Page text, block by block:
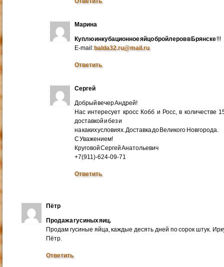
Марина
Куплю инкубационное яйцо бройлеров в Брянске!!!
E-mail:balda32.ru@mail.ru
Ответить
Сергей
Добрый вечер Андрей!
Нас интересует кросс Кобб и Росс, в количестве
доставкой и без и
на каких условиях. Доставка до Великого Новгорода.
С Уважением!
Круговой Сергей Анатольевич
+7(911)-624-09-71
Ответить
Пётр
Продажа гусиных яиц.
Продам гусиные яйца, каждые десять дней по сорок штук.
Пётр.
Ответить